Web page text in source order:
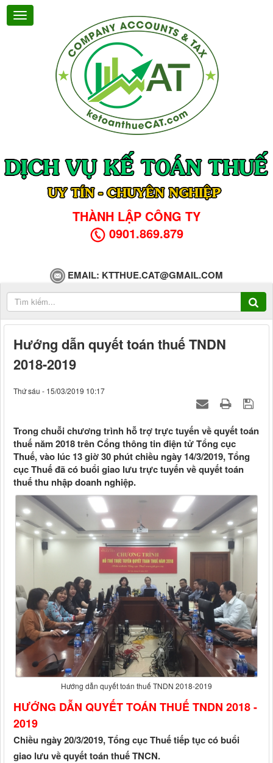
THÀNH LẬP CÔNG TY
0901.869.879
EMAIL: KTTHUE.CAT@GMAIL.COM
Hướng dẫn quyết toán thuế TNDN
2018-2019
Thứ sáu - 15/03/2019 10:17
Trong chuỗi chương trình hỗ trợ trực tuyến về quyết toán
thuế năm 2018 trên Cổng thông tin điện tử Tổng cục
Thuế, vào lúc 13 giờ 30 phút chiều ngày 14/3/2019, Tổng
cục Thuế đã có buổi giao lưu trực tuyến về quyết toán
thuế thu nhập doanh nghiệp.
Hướng dẫn quyết toán thuế TNDN 2018-2019
HƯỚNG DẪN QUYẾT TOÁN THUẾ TNDN 2018 -
2019
Chiều ngày 20/3/2019, Tổng cục Thuế tiếp tục có buổi
giao lưu về quyết toán thuế TNCN.